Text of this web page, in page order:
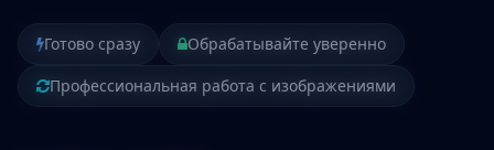
Готово сразу
Обрабатывайте уверенно
Профессиональная работа с изображениями